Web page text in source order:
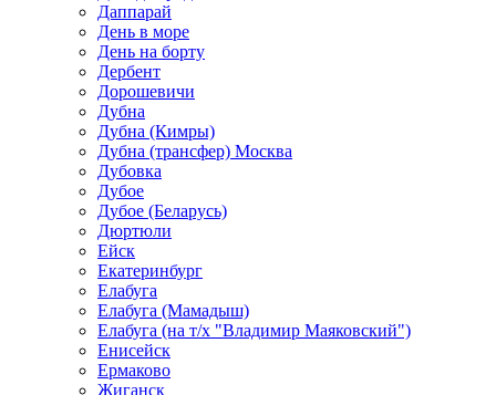
Даппарай
День в море
День на борту
Дербент
Дорошевичи
Дубна
Дубна (Кимры)
Дубна (трансфер) Москва
Дубовка
Дубое
Дубое (Беларусь)
Дюртюли
Ейск
Екатеринбург
Елабуга
Елабуга (Мамадыш)
Елабуга (на т/х "Владимир Маяковский")
Енисейск
Ермаково
Жиганск